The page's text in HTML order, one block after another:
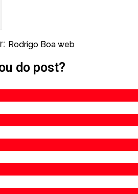
Rodrigo Boa web
do post?